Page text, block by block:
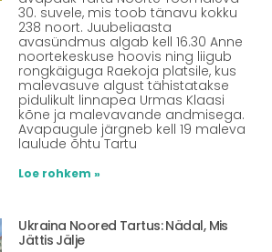
30. suvele, mis toob tänavu kokku
238 noort. Juubeliaasta
avasündmus algab kell 16.30 Anne
noortekeskuse hoovis ning liigub
rongkäiguga Raekoja platsile, kus
malevasuve algust tähistatakse
pidulikult linnapea Urmas Klaasi
kõne ja malevavande andmisega.
Avapaugule järgneb kell 19 maleva
laulude õhtu Tartu
Loe rohkem »
Ukraina Noored Tartus: Nädal, Mis
Jättis Jälje